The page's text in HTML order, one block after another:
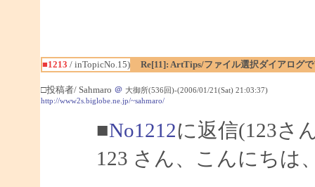
■1213 / inTopicNo.15) Re[11]: ArtTips/ファイル選択ダイアログ
□投稿者/ Sahmaro ＠ 大御所(536回)-(2006/01/21(Sat) 21:03:37)
http://www2s.biglobe.ne.jp/~sahmaro/
■No1212に返信(123さ
123 さん、こんにちは